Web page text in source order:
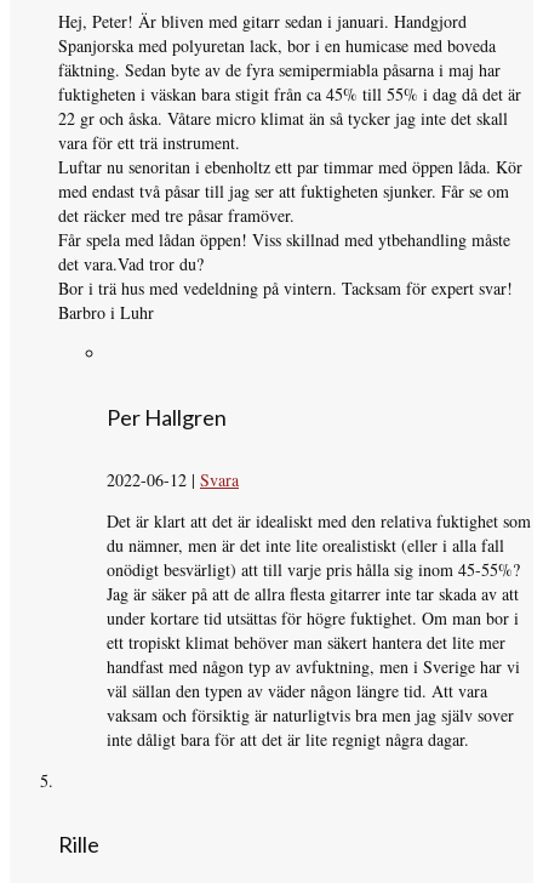
Hej, Peter! Är bliven med gitarr sedan i januari. Handgjord
Spanjorska med polyuretan lack, bor i en humicase med boveda
fäktning. Sedan byte av de fyra semipermiabla påsarna i maj har
fuktigheten i väskan bara stigit från ca 45% till 55% i dag då det är
22 gr och åska. Våtare micro klimat än så tycker jag inte det skall
vara för ett trä instrument.
Luftar nu senoritan i ebenholtz ett par timmar med öppen låda. Kör
med endast två påsar till jag ser att fuktigheten sjunker. Får se om
det räcker med tre påsar framöver.
Får spela med lådan öppen! Viss skillnad med ytbehandling måste
det vara.Vad tror du?
Bor i trä hus med vedeldning på vintern. Tacksam för expert svar!
Barbro i Luhr
Per Hallgren
2022-06-12 | Svara
Det är klart att det är idealiskt med den relativa fuktighet som
du nämner, men är det inte lite orealistiskt (eller i alla fall
onödigt besvärligt) att till varje pris hålla sig inom 45-55%?
Jag är säker på att de allra flesta gitarrer inte tar skada av att
under kortare tid utsättas för högre fuktighet. Om man bor i
ett tropiskt klimat behöver man säkert hantera det lite mer
handfast med någon typ av avfuktning, men i Sverige har vi
väl sällan den typen av väder någon längre tid. Att vara
vaksam och försiktig är naturligtvis bra men jag själv sover
inte dåligt bara för att det är lite regnigt några dagar.
Rille